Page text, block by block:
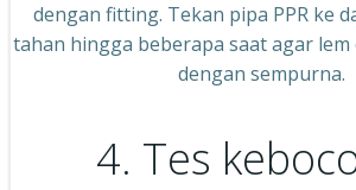
dengan fitting. Tekan pipa PPR ke
tahan hingga beberapa saat agar
dengan sempurna.
4. Tes